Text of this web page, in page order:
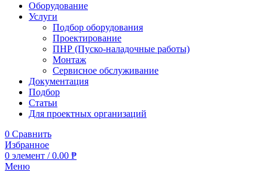
Оборудование
Услуги
Подбор оборудования
Проектирование
ПНР (Пуско-наладочные работы)
Монтаж
Сервисное обслуживание
Документация
Подбор
Статьи
Для проектных организаций
0 Сравнить
Избранное
0 элемент / 0.00 ₱
Меню